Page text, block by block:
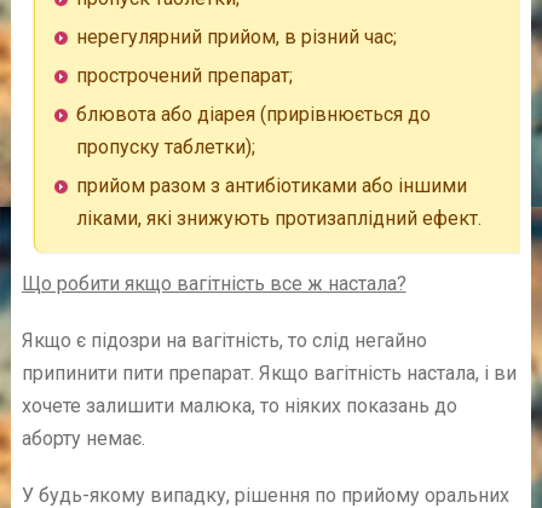
нерегулярний прийом, в різний час;
прострочений препарат;
блювота або діарея (прирівнюється до
пропуску таблетки);
прийом разом з антибіотиками або іншими
ліками, які знижують протизаплідний ефект.
Що робити якщо вагітність все ж настала?
Якщо є підозри на вагітність, то слід негайно
припинити пити препарат. Якщо вагітність настала, і ви
хочете залишити малюка, то ніяких показань до
аборту немає.
У будь-якому випадку, рішення по прийому оральних